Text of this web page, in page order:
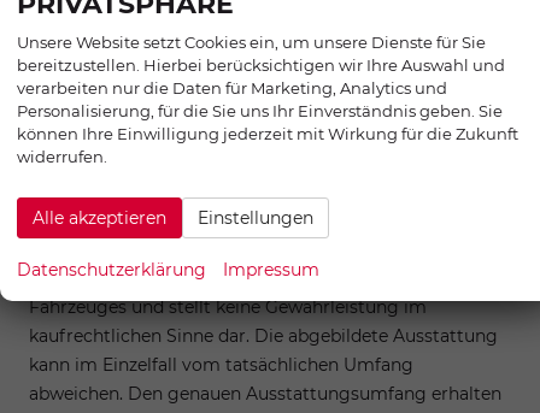
AUßEN:
19 Zoll Räder
Tageszulassung vor Auslieferung
Zwischenverkauf und Irrtümer für dieses Angebot sind
dient lediglich der allgemeinen Identifizierung des
Fahrzeuges und stellt keine Gewährleistung im
kaufrechtlichen Sinne dar. Die abgebildete Ausstattung
kann im Einzelfall vom tatsächlichen Umfang
abweichen. Den genauen Ausstattungsumfang erhalten
Unsere Website setzt Cookies ein, um unsere Dienste für Sie
bereitzustellen. Hierbei berücksichtigen wir Ihre Auswahl und
verarbeiten nur die Daten für Marketing, Analytics und
Personalisierung, für die Sie uns Ihr Einverständnis geben. Sie
können Ihre Einwilligung jederzeit mit Wirkung für die Zukunft
widerrufen.
Alle akzeptieren Einstellungen
Datenschutzerklärung Impressum